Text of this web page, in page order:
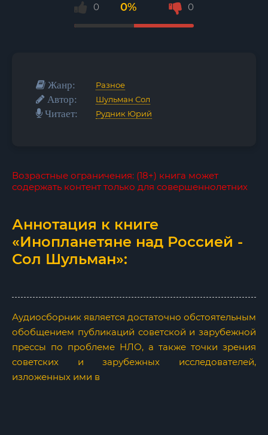
0 0% 0
Жанр: Разное
Автор: Шульман Сол
Читает: Рудник Юрий
Возрастные ограничения: (18+) книга может
содержать контент только для совершеннолетних
Аннотация к книге
«Инопланетяне над Россией -
Сол Шульман»:
Аудиосборник является достаточно обстоятельным
обобщением публикаций советской и зарубежной
прессы по проблеме НЛО, а также точки зрения
советских и зарубежных исследователей,
изложенных ими в